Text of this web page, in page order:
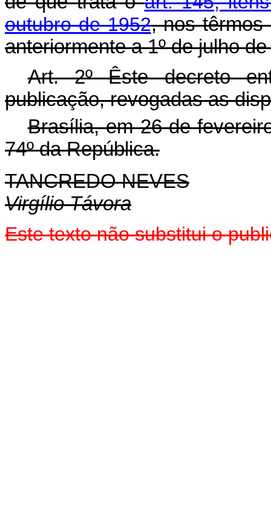
outubro de 1952, nos têrmos
anteriormente a 1º de julho
Art. 2º Êste decreto
publicação, revogadas as
Brasília, em 26 de
74º da República.
TANCREDO NEVES
Virgílio Távora
Este texto não substitui o